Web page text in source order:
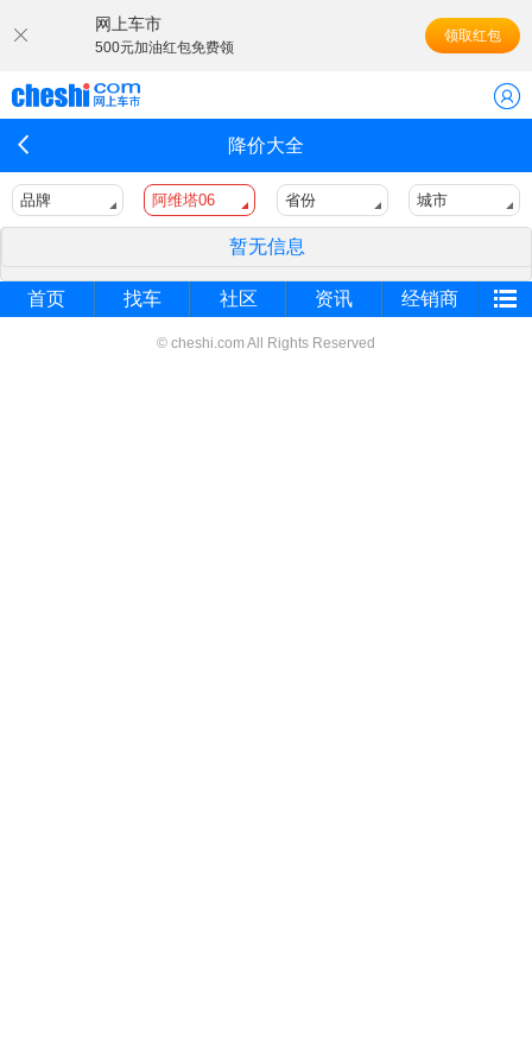
网上车市
500元加油红包免费领
领取红包
降价大全
品牌 阿维塔06 省份 城市
暂无信息
首页 找车 社区 资讯 经销商
© cheshi.com All Rights Reserved